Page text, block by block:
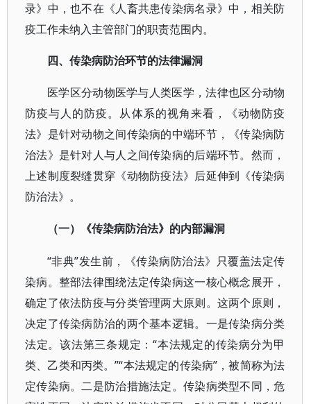
录》中，也不在《人畜共患传染病名录》中，相关防
疫工作未纳入主管部门的职责范围内。
四、传染病防治环节的法律漏洞
医学区分动物医学与人类医学，法律也区分动物
防疫与人的防疫。从体系的视角来看，《动物防疫
法》是针对动物之间传染病的中端环节，《传染病防
治法》是针对人与人之间传染病的后端环节。然而，
上述制度裂缝贯穿《动物防疫法》后延伸到《传染病
防治法》。
（一）《传染病防治法》的内部漏洞
“非典”发生前，《传染病防治法》只覆盖法定传
染病。整部法律围绕法定传染病这一核心概念展开，
确定了依法防疫与分类管理两大原则。这两个原则，
决定了传染病防治的两个基本逻辑。一是传染病分类
法定。该法第三条规定：“本法规定的传染病分为甲
类、乙类和丙类。”“本法规定的传染病”，被简称为法
定传染病。二是防治措施法定。传染病类型不同，危